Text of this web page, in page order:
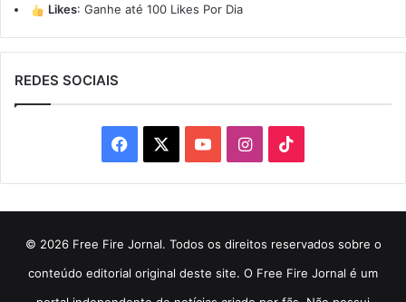
Likes: Ganhe até 100 Likes Por Dia
REDES SOCIAIS
Facebook YouTubeInstagram
© 2026 Free Fire Jornal. Todos os direitos reservados sobre o
conteúdo editorial original deste site. O Free Fire Jornal é um